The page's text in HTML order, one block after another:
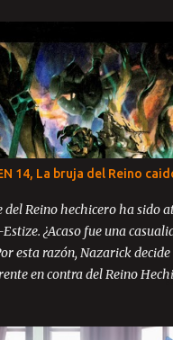
14, La bruja del Reino
del Reino hechicero ha sido
¿Acaso fue una
esta razón, Nazarick
en contra del Reino